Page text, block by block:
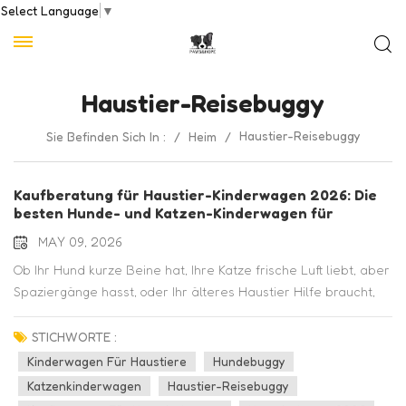
Select Language ▼
Haustier-Reisebuggy
Sie Befinden Sich In : / Heim / Haustier-Reisebuggy
Kaufberatung für Haustier-Kinderwagen 2026: Die
besten Hunde- und Katzen-Kinderwagen für
Komfort und Sicherheit
MAY 09, 2026
Ob Ihr Hund kurze Beine hat, Ihre Katze frische Luft liebt, aber
Spaziergänge hasst, oder Ihr älteres Haustier Hilfe braucht,
um aktiv zu bleiben – ein Haustierbuggy Das kann den
entscheidenden Unterschied machen. Aber bei so vielen
Optionen, wie wählt man die richtige aus? Hundebuggy oder
Katzenbuggy für Ihren pelzigen Freund?In diesem
Kaufberatung für Haustierbuggys 2026Wir werden alles
STICHWORTE :
Kinderwagen Für Haustiere
Hundebuggy
Katzenkinderwagen
Haustier-Reisebuggy